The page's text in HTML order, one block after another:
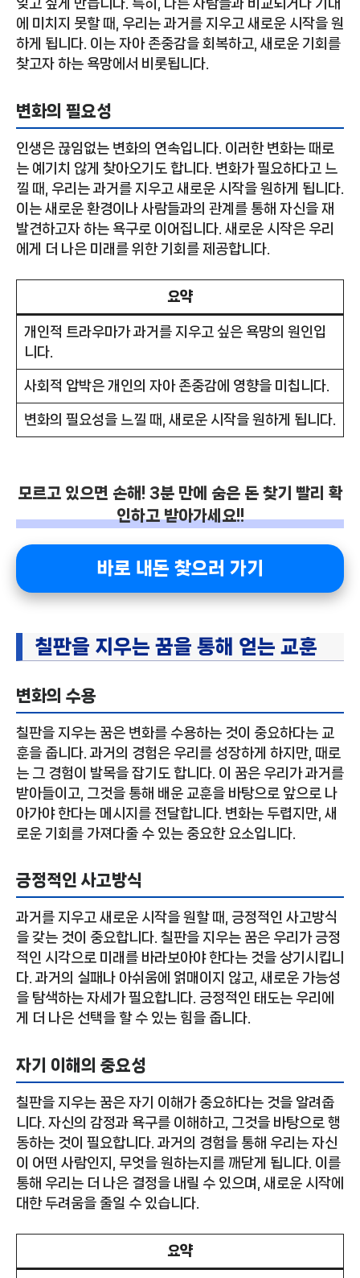
잊고 싶게 만듭니다. 특히, 다른 사람들과 비교되거나 기대
에 미치지 못할 때, 우리는 과거를 지우고 새로운 시작을 원
하게 됩니다. 이는 자아 존중감을 회복하고, 새로운 기회를
찾고자 하는 욕망에서 비롯됩니다.
변화의 필요성
인생은 끊임없는 변화의 연속입니다. 이러한 변화는 때로
는 예기치 않게 찾아오기도 합니다. 변화가 필요하다고 느
낄 때, 우리는 과거를 지우고 새로운 시작을 원하게 됩니다.
이는 새로운 환경이나 사람들과의 관계를 통해 자신을 재
발견하고자 하는 욕구로 이어집니다. 새로운 시작은 우리
에게 더 나은 미래를 위한 기회를 제공합니다.
요약
개인적 트라우마가 과거를 지우고 싶은 욕망의 원인입
니다.
사회적 압박은 개인의 자아 존중감에 영향을 미칩니다.
변화의 필요성을 느낄 때, 새로운 시작을 원하게 됩니다.
모르고 있으면 손해! 3분 만에 숨은 돈 찾기 빨리 확
인하고 받아가세요!!
바로 내돈 찾으러 가기
칠판을 지우는 꿈을 통해 얻는 교훈
변화의 수용
칠판을 지우는 꿈은 변화를 수용하는 것이 중요하다는 교
훈을 줍니다. 과거의 경험은 우리를 성장하게 하지만, 때로
는 그 경험이 발목을 잡기도 합니다. 이 꿈은 우리가 과거를
받아들이고, 그것을 통해 배운 교훈을 바탕으로 앞으로 나
아가야 한다는 메시지를 전달합니다. 변화는 두렵지만, 새
로운 기회를 가져다줄 수 있는 중요한 요소입니다.
긍정적인 사고방식
과거를 지우고 새로운 시작을 원할 때, 긍정적인 사고방식
을 갖는 것이 중요합니다. 칠판을 지우는 꿈은 우리가 긍정
적인 시각으로 미래를 바라보아야 한다는 것을 상기시킵니
다. 과거의 실패나 아쉬움에 얽매이지 않고, 새로운 가능성
을 탐색하는 자세가 필요합니다. 긍정적인 태도는 우리에
게 더 나은 선택을 할 수 있는 힘을 줍니다.
자기 이해의 중요성
칠판을 지우는 꿈은 자기 이해가 중요하다는 것을 알려줍
니다. 자신의 감정과 욕구를 이해하고, 그것을 바탕으로 행
동하는 것이 필요합니다. 과거의 경험을 통해 우리는 자신
이 어떤 사람인지, 무엇을 원하는지를 깨닫게 됩니다. 이를
통해 우리는 더 나은 결정을 내릴 수 있으며, 새로운 시작에
대한 두려움을 줄일 수 있습니다.
요약